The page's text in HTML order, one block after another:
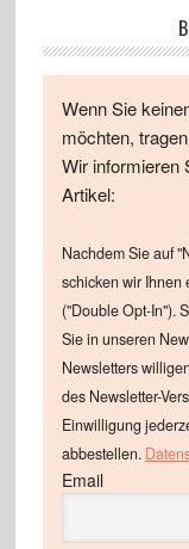
Wenn Sie
möchten,
Wir informieren
Artikel:
Nachdem Sie auf
schicken wir Ihnen
("Double Opt-In").
Sie in unseren
Newsletters
des Newsletter-
Einwilligung
abbestellen.
Email